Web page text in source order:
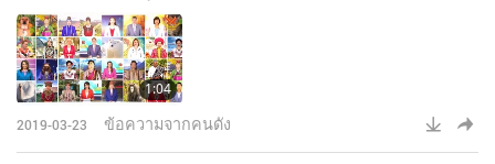
1:04
2019-03-23 ข้อความจากคนดัง